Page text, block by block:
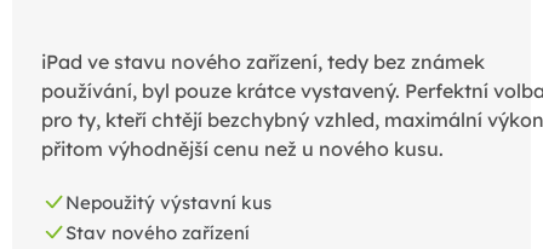
iPad ve stavu nového zařízení, tedy bez známek
používání, byl pouze krátce vystavený. Perfektní
pro ty, kteří chtějí bezchybný vzhled, maximální
přitom výhodnější cenu než u nového kusu.
Nepoužitý výstavní kus
Stav nového zařízení